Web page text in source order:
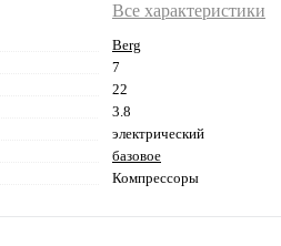
Все характеристики
Berg
7
22
3.8
электрический
базовое
Компрессоры